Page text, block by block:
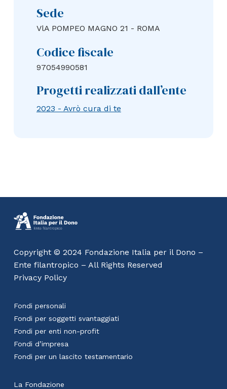
Sede
VlA POMPEO MAGNO 21 - ROMA
Codice fiscale
97054990581
Progetti realizzati dall’ente
2023 - Avrò cura di te
Copyright © 2024 Fondazione Italia per il Dono –
Ente filantropico – All Rights Reserved
Privacy Policy
Fondi personali
Fondi per soggetti svantaggiati
Fondi per enti non-profit
Fondi d’impresa
Fondi per un lascito testamentario
La Fondazione